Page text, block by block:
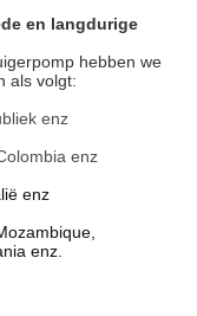
en langdurige
hebben we
als volgt:
enz
enz
enz
enz.